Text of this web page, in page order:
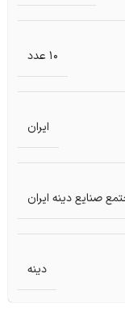
10 عدد
ایران
صنایع دینه ایران
دینه